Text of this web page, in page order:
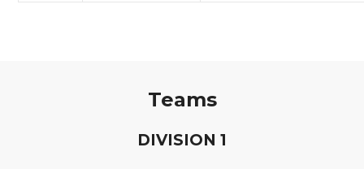
Teams
DIVISION 1